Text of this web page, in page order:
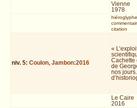
Vienne
1978
citation
niv. 5:Coulon, Jambon:2016
«
Cachette
de
nos
Le Caire
2016